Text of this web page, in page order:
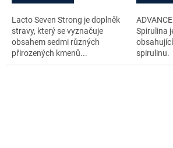
Lacto Seven Strong je doplněk
stravy, který se vyznačuje
obsahem sedmi různých
přirozených kmenů...
Spirulina
spirulinu.